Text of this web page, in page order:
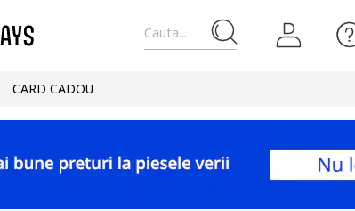
Cauta...
CARD CADOU